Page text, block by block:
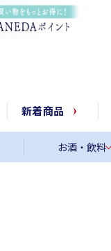
新着商品
お酒・飲料